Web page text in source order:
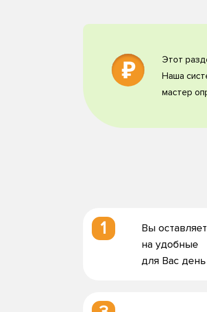
Этот
Наша
мастер
1
Вы
на удобные
для Вас